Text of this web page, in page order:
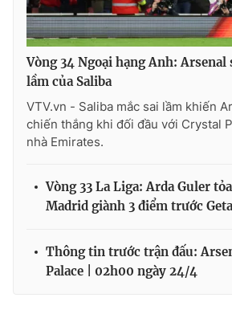
Vòng 34 Ngoại hạng Anh: Arsenal
lầm của Saliba
VTV.vn - Saliba mắc sai lầm khiến
chiến thắng khi đối đầu với Crystal
nhà Emirates.
Vòng 33 La Liga: Arda Guler
Madrid giành 3 điểm trước
Thông tin trước trận đấu:
Palace | 02h00 ngày 24/4